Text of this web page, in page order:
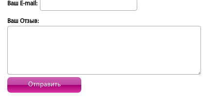
Ваш E-mail:
Ваш Отзыв:
Отправить